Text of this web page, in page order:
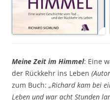
Meine Zeit im Himmel: Eine
der Rückkehr ins Leben
zum Buch: „Richard kam bei
Leben und war acht Stunden